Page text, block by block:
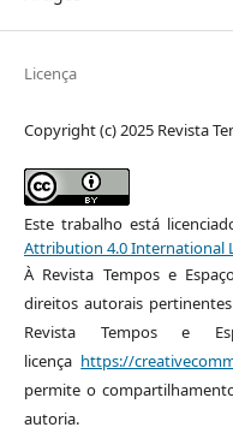
Licença
Copyright (c) 2025 Revista
Este trabalho está
Attribution 4.0 International
À Revista Tempos e
direitos autorais
Revista Tempos e
licença https://
permite o
autoria.